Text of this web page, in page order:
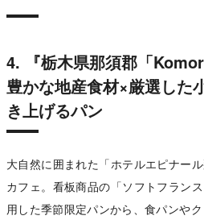
4. 『栃木県那須郡「
豊かな地産食材×厳選した
き上げるパン
大自然に囲まれた「ホテルエピナー
カフェ。看板商品の「ソフトフラン
用した季節限定パンから、食パンや